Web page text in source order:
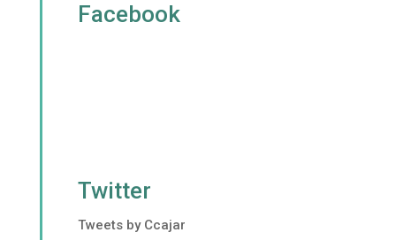
Facebook
Twitter
Tweets by Ccajar